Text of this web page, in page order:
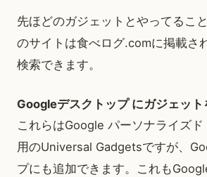
先ほどのガジェットとやってるこ
のサイトは食べログ.comに掲載さ
検索できます。
Googleデスクトップ にガジェッ
これらはGoogle パーソナライズ
用のUniversal Gadgetsですが、
プにも追加できます。これも